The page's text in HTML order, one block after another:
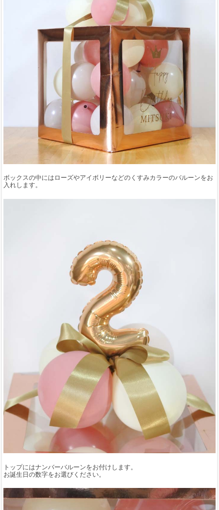
ボックスの中にはローズやアイボリーなどのくすみカラーのバルーンをお
入れします。
トップにはナンバーバルーンをお付けします。
お誕生日の数字をお選びください。